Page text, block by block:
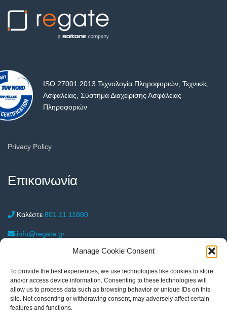
Manage Cookie Consent
To provide the best experiences, we use technologies like cookies to store
and/or access device information. Consenting to these technologies will
allow us to process data such as browsing behavior or unique IDs on this
site. Not consenting or withdrawing consent, may adversely affect certain
features and functions.
ISO 27001:2013 Τεχνολογία Πληροφοριών, Τεχνικές
Ασφαλείας, Σύστημα Διαχείρισης Ασφάλειας
Πληροφοριών
Privacy Policy
Επικοινωνία
Καλέστε 801.11.11880
info@regate.gr
Λεωφόρος Αμφιθέας 11, Νέα Σμύρνη 17122
Αθήνα215-55.17.050
Κτιριακό συγκρότημα Ganas & Ganas (Κτίριο Β2, 2ος όροφος),
6ο χλμ Θεσ/νίκης – Θέρμης, 57001 (Θεσσαλονίκη)